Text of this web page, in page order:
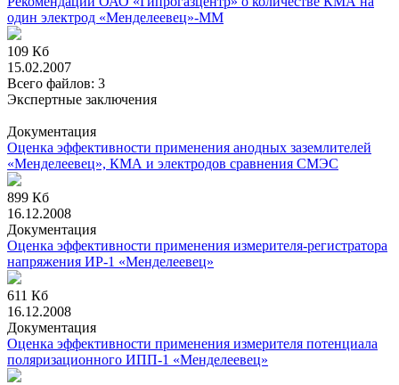
один электрод «Менделеевец»-ММ
109 Кб
15.02.2007
Всего файлов: 3
Экспертные заключения
Документация
Оценка эффективности применения анодных заземлителей
«Менделеевец», КМА и электродов сравнения СМЭС
899 Кб
16.12.2008
Документация
Оценка эффективности применения измерителя-регистратора
напряжения ИР-1 «Менделеевец»
611 Кб
16.12.2008
Документация
Оценка эффективности применения измерителя потенциала
поляризационного ИПП-1 «Менделеевец»